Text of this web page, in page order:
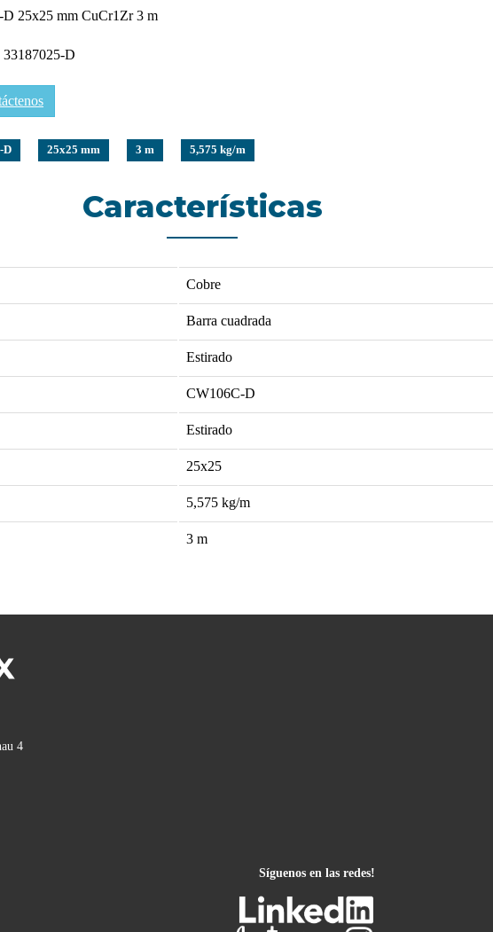
25x25 mm CuCr1Zr 3 m
33187025-D
D 25x25 mm 3 m 5,575 kg/m
Características
Cobre
Barra cuadrada
Estirado
CW106C-D
Estirado
25x25
5,575kg/m
3m
4
Síguenos en las redes!